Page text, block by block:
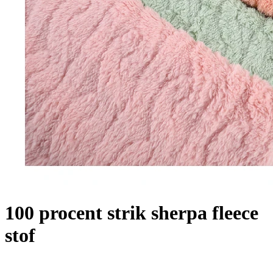
100 procent strik sherpa fleece
stof